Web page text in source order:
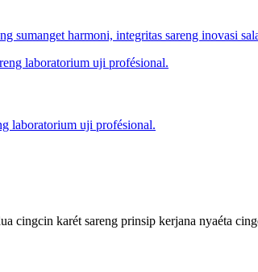
sumanget harmoni, integritas sareng inovasi
laboratorium uji profésional.
cingcin karét sareng prinsip kerjana nyaéta